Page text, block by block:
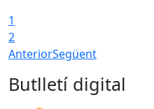
1
2
AnteriorSegüent
Butlletí digital